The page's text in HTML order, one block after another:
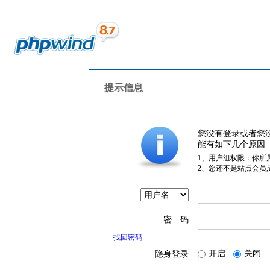
提示信息
您没有登录或者您
能有如下几个原因
1、用户组权限：你所
2、您还不是站点会员
密 码
找回密码
隐身登录 开启 关闭